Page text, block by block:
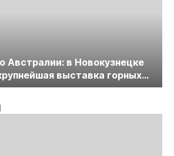
Австралии: в Новокузнецке
выставка горных
России. Уголь России и